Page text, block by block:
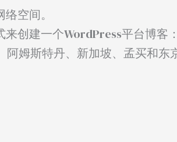
空间。
创建一个WordPress平台博客
姆斯特丹、新加坡、孟买和东